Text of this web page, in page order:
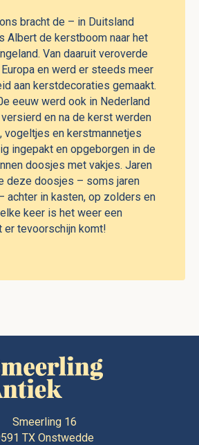
bracht de – in Duitsland
Albert de kerstboom naar het
Van daaruit veroverde
en werd er steeds meer
aan kerstdecoraties gemaakt.
eeuw werd ook in Nederland
en na de kerst werden
vogeltjes en kerstmannetjes
ingepakt en opgeborgen in de
doosjes met vakjes. Jaren
deze doosjes – soms jaren
achter in kasten, op zolders en
keer is het weer een
er tevoorschijn komt!
Smeerling 16
TX Onstwedde